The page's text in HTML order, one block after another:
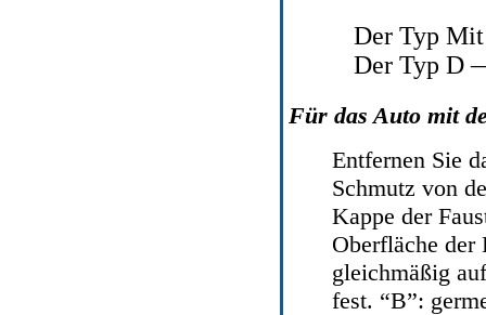
Der Typ
Der Typ D
Für das Auto mit
Entfernen Sie
Schmutz von
Kappe der
Oberfläche der
gleichmäßig
fest. “B”: